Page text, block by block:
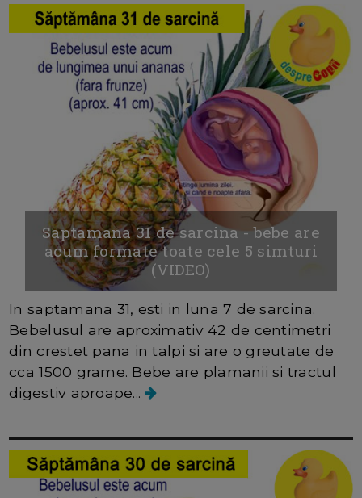
Saptamana 31 de sarcina - bebe are
acum formate toate cele 5 simturi
(VIDEO)
In saptamana 31, esti in luna 7 de sarcina.
Bebelusul are aproximativ 42 de centimetri
din crestet pana in talpi si are o greutate de
cca 1500 grame. Bebe are plamanii si tractul
digestiv aproape...